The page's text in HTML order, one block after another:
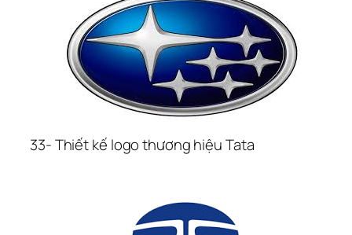
33- Thiết kế logo thương hiệu Tata